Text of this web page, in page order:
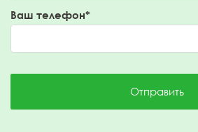
Ваш телефон*
Отправить